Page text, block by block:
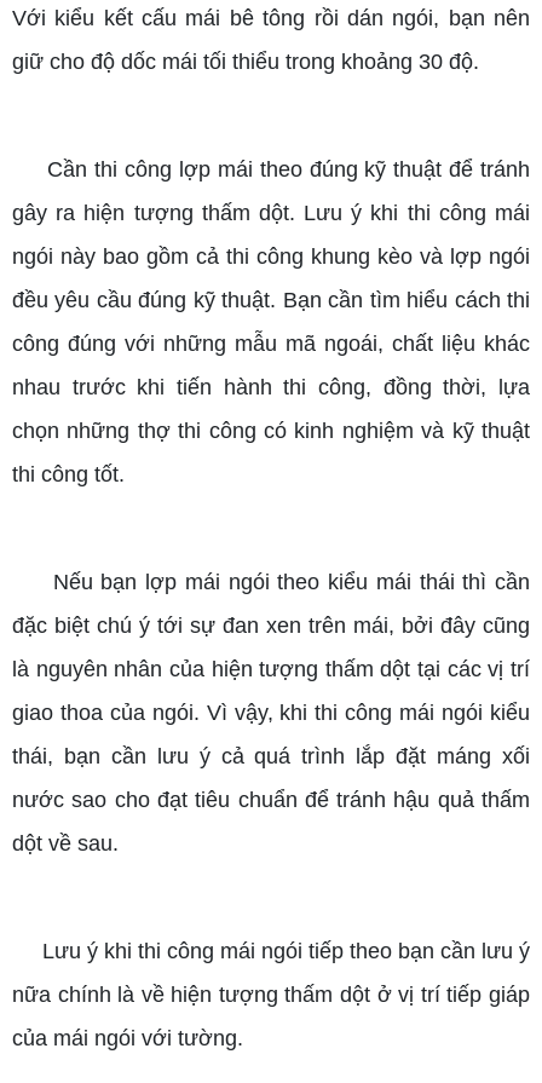
Với kiểu kết cấu mái bê tông rồi dán ngói, bạn nên
giữ cho độ dốc mái tối thiểu trong khoảng 30 độ.
Cần thi công lợp mái theo đúng kỹ thuật để tránh
gây ra hiện tượng thấm dột. Lưu ý khi thi công mái
ngói này bao gồm cả thi công khung kèo và lợp ngói
đều yêu cầu đúng kỹ thuật. Bạn cần tìm hiểu cách thi
công đúng với những mẫu mã ngoái, chất liệu khác
nhau trước khi tiến hành thi công, đồng thời, lựa
chọn những thợ thi công có kinh nghiệm và kỹ thuật
thi công tốt.
Nếu bạn lợp mái ngói theo kiểu mái thái thì cần
đặc biệt chú ý tới sự đan xen trên mái, bởi đây cũng
là nguyên nhân của hiện tượng thấm dột tại các vị trí
giao thoa của ngói. Vì vậy, khi thi công mái ngói kiểu
thái, bạn cần lưu ý cả quá trình lắp đặt máng xối
nước sao cho đạt tiêu chuẩn để tránh hậu quả thấm
dột về sau.
Lưu ý khi thi công mái ngói tiếp theo bạn cần lưu ý
nữa chính là về hiện tượng thấm dột ở vị trí tiếp giáp
của mái ngói với tường.